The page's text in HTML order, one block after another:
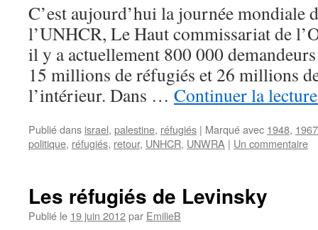
C’est aujourd’hui la journée mondiale
l’UNHCR, Le Haut commissariat de
il y a actuellement 800 000
15 millions de réfugiés et 26 millions
l’intérieur. Dans … Continuer la
Publié dans israel, palestine, réfugiés | Marqué avec 1948, 1967
politique, réfugiés, retour, UNHCR, UNWRA | Un commentaire
Les réfugiés de Levinsky
Publié le 19 juin 2012par EmilieB